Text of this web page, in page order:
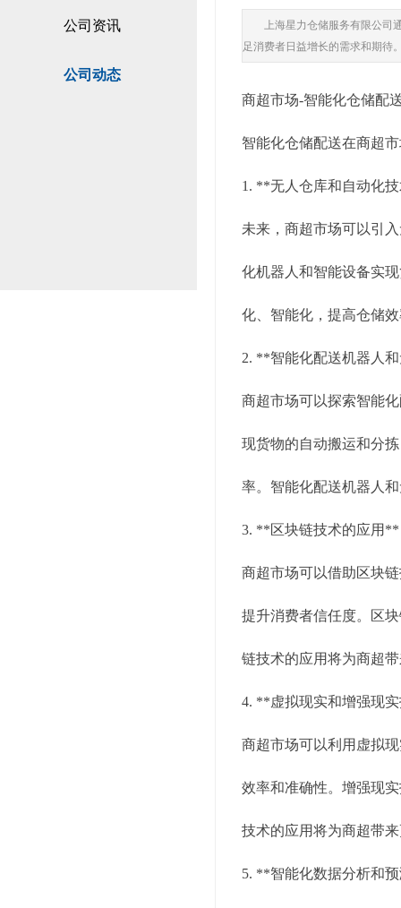
公司资讯
公司动态
上海星力仓储服务有限公
足消费者日益增长的需求和期待
商超市场-智能化仓储配
智能化仓储配送在商超
1. **无人仓库和自动化
未来，商超市场可以引
化机器人和智能设备实
化、智能化，提高仓储
2. **智能化配送机器人
商超市场可以探索智能
现货物的自动搬运和分
率。智能化配送机器人
3. **区块链技术的应用**
商超市场可以借助区块
提升消费者信任度。区
链技术的应用将为商超
4. **虚拟现实和增强现
商超市场可以利用虚拟
效率和准确性。增强现
技术的应用将为商超带
5. **智能化数据分析和